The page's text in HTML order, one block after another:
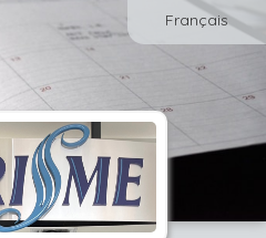
Français